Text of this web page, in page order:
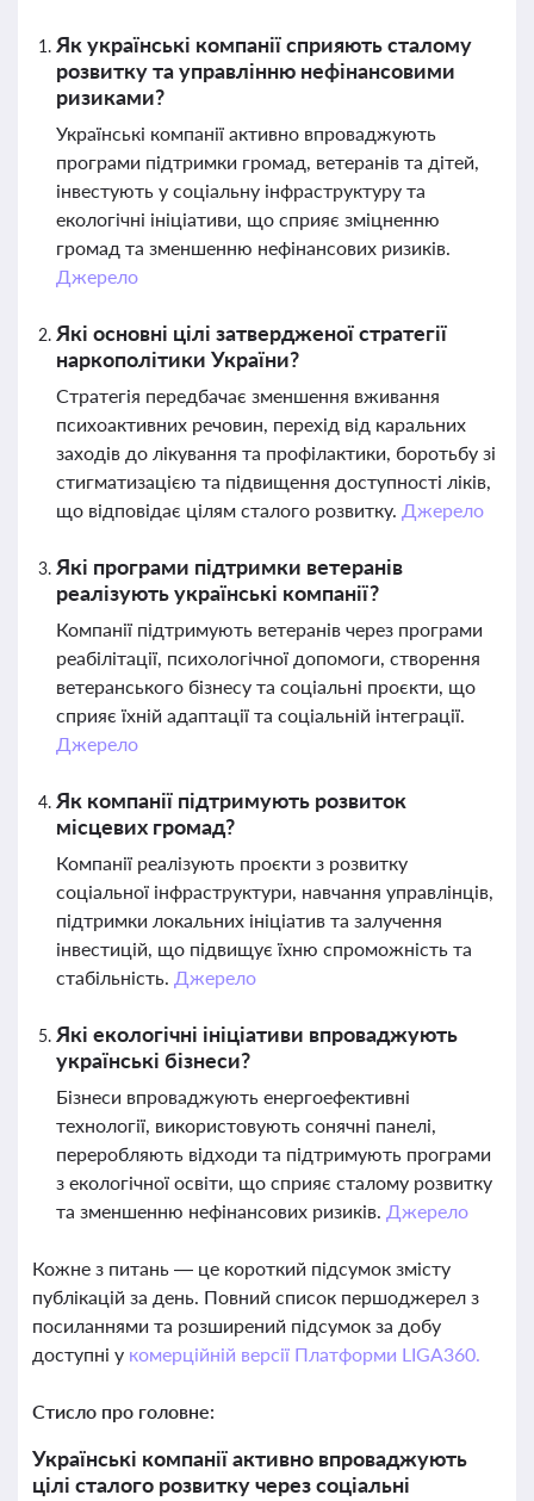
Як українські компанії сприяють сталому
розвитку та управлінню нефінансовими
ризиками?
Українські компанії активно впроваджують
програми підтримки громад, ветеранів та дітей,
інвестують у соціальну інфраструктуру та
екологічні ініціативи, що сприяє зміцненню
громад та зменшенню нефінансових ризиків.
Джерело
Які основні цілі затвердженої стратегії
наркополітики України?
Стратегія передбачає зменшення вживання
психоактивних речовин, перехід від каральних
заходів до лікування та профілактики, боротьбу зі
стигматизацією та підвищення доступності ліків,
що відповідає цілям сталого розвитку. Джерело
Які програми підтримки ветеранів
реалізують українські компанії?
Компанії підтримують ветеранів через програми
реабілітації, психологічної допомоги, створення
ветеранського бізнесу та соціальні проєкти, що
сприяє їхній адаптації та соціальній інтеграції.
Джерело
Як компанії підтримують розвиток
місцевих громад?
Компанії реалізують проєкти з розвитку
соціальної інфраструктури, навчання управлінців,
підтримки локальних ініціатив та залучення
інвестицій, що підвищує їхню спроможність та
стабільність. Джерело
Які екологічні ініціативи впроваджують
українські бізнеси?
Бізнеси впроваджують енергоефективні
технології, використовують сонячні панелі,
переробляють відходи та підтримують програми
з екологічної освіти, що сприяє сталому розвитку
та зменшенню нефінансових ризиків. Джерело
Кожне з питань — це короткий підсумок змісту
публікацій за день. Повний список першоджерел з
посиланнями та розширений підсумок за добу
доступні у комерційній версії Платформи LIGA360.
Стисло про головне:
Українські компанії активно впроваджують
цілі сталого розвитку через соціальні